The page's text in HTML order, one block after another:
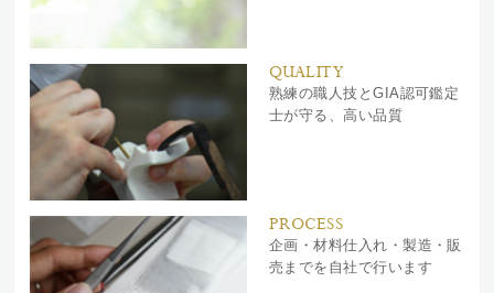
QUALITY
熟練の職人技とGIA認可鑑定
士が守る、高い品質
PROCESS
企画・材料仕入れ・製造・販
売までを自社で行います